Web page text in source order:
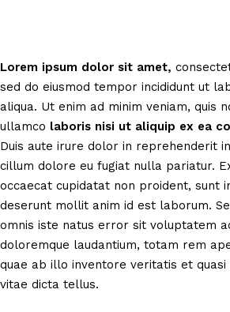
Lorem ipsum dolor sit amet,
sed do eiusmod tempor incididunt ut
aliqua. Ut enim ad minim veniam, quis
ullamco laboris nisi ut aliquip ex ea
Duis aute irure dolor in reprehenderit
cillum dolore eu fugiat nulla pariatur.
occaecat cupidatat non proident, sunt
deserunt mollit anim id est laborum.
omnis iste natus error sit voluptatem
doloremque laudantium, totam rem
quae ab illo inventore veritatis et
vitae dicta tellus.